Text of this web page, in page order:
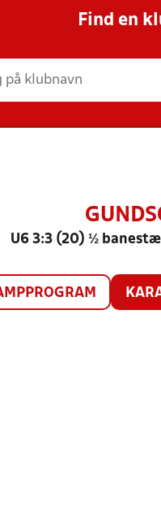
Find en
U6 3:3 (20) ½